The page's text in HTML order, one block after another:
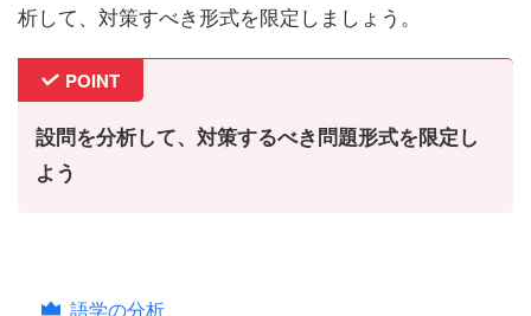
析して、対策すべき形式を限定しましょう 。
POINT
設問を分析して、対策するべき問題形式を限定し
よう
語学の分析